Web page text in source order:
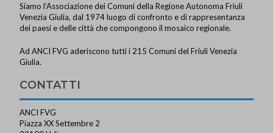
Siamo l’Associazione dei Comuni della Regione Autonoma Friuli
Venezia Giulia, dal 1974 luogo di confronto e di rappresentanza
dei paesi e delle città che compongono il mosaico regionale.
Ad ANCI FVG aderiscono tutti i 215 Comuni del Friuli Venezia
Giulia.
CONTATTI
ANCI FVG
Piazza XX Settembre 2